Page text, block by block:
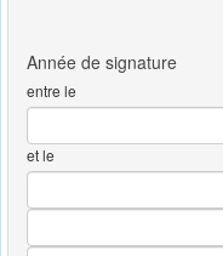
entre le
et le